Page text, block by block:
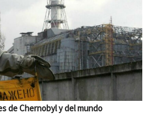
de Chernobyl y del mundo